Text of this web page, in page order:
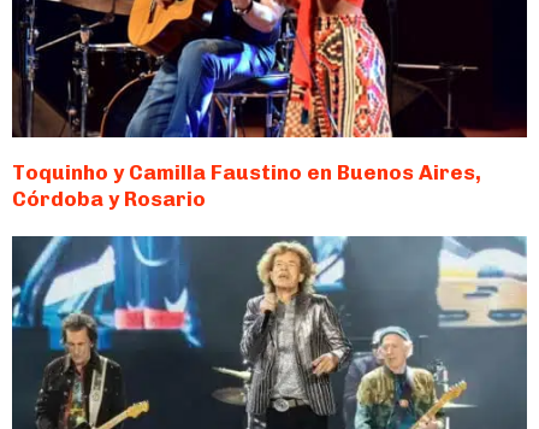
Toquinho y Camilla Faustino en Buenos Aires,
Córdoba y Rosario